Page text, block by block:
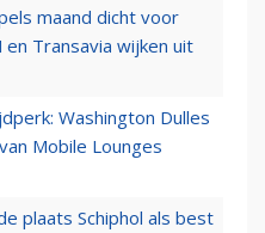
maand dicht voor
en Transavia wijken uit
Washington Dulles
Mobile Lounges
plaats Schiphol als best